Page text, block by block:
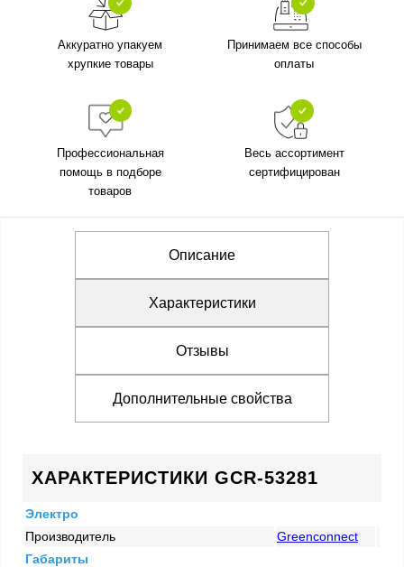
Аккуратно упакуем
хрупкие товары
Принимаем все способы
оплаты
Профессиональная
помощь в подборе
товаров
Весь ассортимент
сертифицирован
Описание
Характеристики
Отзывы
Дополнительные свойства
ХАРАКТЕРИСТИКИ GCR-53281
Электро
Производитель
Greenconnect
Габариты